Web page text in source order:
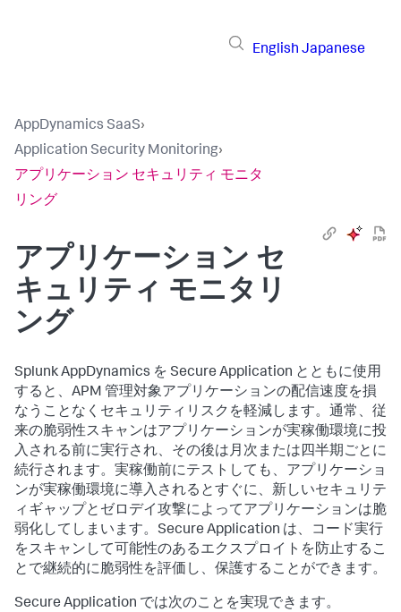
English Japanese
AppDynamics SaaS›
Application Security Monitoring›
アプリケーション セキュリティ モニタ
リング
アプリケーション セ
キュリティ モニタリ
ング
Splunk AppDynamics を Secure Application とともに使用
すると、APM 管理対象アプリケーションの配信速度を損
なうことなくセキュリティリスクを軽減します。通常、従
来の脆弱性スキャンはアプリケーションが実稼働環境に投
入される前に実行され、その後は月次または四半期ごとに
続行されます。実稼働前にテストしても、アプリケーショ
ンが実稼働環境に導入されるとすぐに、新しいセキュリテ
ィギャップとゼロデイ攻撃によってアプリケーションは脆
弱化してしまいます。 Secure Application は、コード実行
をスキャンして可能性のあるエクスプロイトを防止するこ
とで継続的に脆弱性を評価し、保護することができます。
Secure Application では次のことを実現できます。